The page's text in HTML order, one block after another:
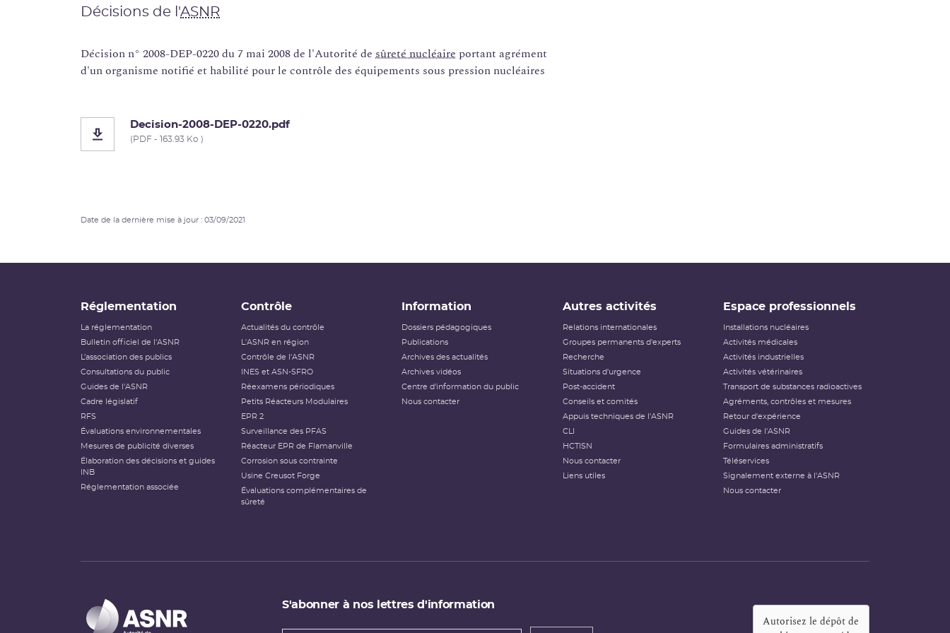
Décisions de l'ASNR
Décision n° 2008-DEP-0220 du 7 mai 2008 de l'Autorité de sûreté nucléaire portant agrément
d'un organisme notifié et habilité pour le contrôle des équipements sous pression nucléaires
Decision-2008-DEP-0220.pdf
(PDF - 163.93 Ko )
Date de la dernière mise à jour : 03/09/2021
Réglementation
La réglementation
Bulletin officiel de l'ASNR
L’association des publics
Consultations du public
Guides de l'ASNR
Cadre législatif
RFS
Évaluations environnementales
Mesures de publicité diverses
Élaboration des décisions et guides
INB
Réglementation associée
Contrôle
Actualités du contrôle
L'ASNR en région
Contrôle de l'ASNR
INES et ASN-SFRO
Réexamens périodiques
Petits Réacteurs Modulaires
EPR 2
Surveillance des PFAS
Réacteur EPR de Flamanville
Corrosion sous contrainte
Usine Creusot Forge
Évaluations complémentaires de
sûreté
Information
Dossiers pédagogiques
Publications
Archives des actualités
Archives vidéos
Centre d'information du public
Nous contacter
Autres activités
Relations internationales
Groupes permanents d'experts
Recherche
Situations d'urgence
Post-accident
Conseils et comités
Appuis techniques de l'ASNR
CLI
HCTISN
Nous contacter
Liens utiles
Espace professionnels
Installations nucléaires
Activités médicales
Activités industrielles
Activités vétérinaires
Transport de substances radioactives
Agréments, contrôles et mesures
Retour d'expérience
Guides de l'ASNR
Formulaires administratifs
Téléservices
Signalement externe à l'ASNR
Nous contacter
S'abonner à nos lettres d'information
Types de
Autorisez le dépôt de